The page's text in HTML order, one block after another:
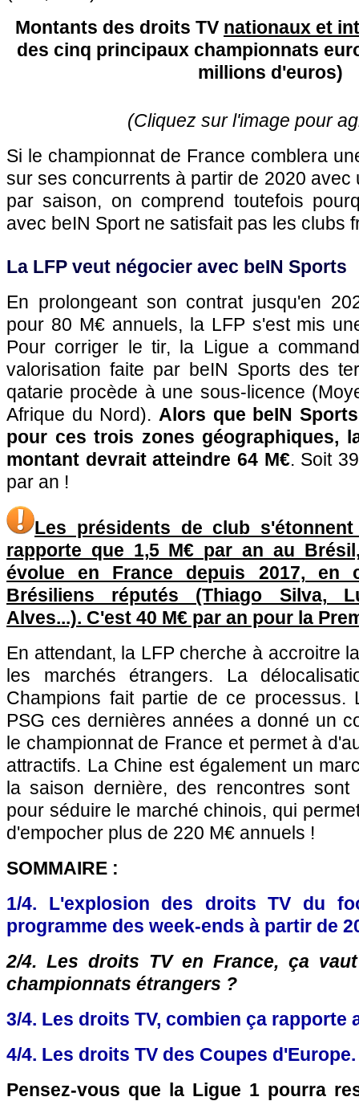
Montants des droits TV nationaux et
des cinq principaux championnats
millions d'euros)
(Cliquez sur l'image pour
Si le championnat de France comblera
sur ses concurrents à partir de 2020 avec
par saison, on comprend toutefois
avec beIN Sport ne satisfait pas les clubs
La LFP veut négocier avec beIN Sports
En prolongeant son contrat jusqu'en
pour 80 M€ annuels, la LFP s'est mis
Pour corriger le tir, la Ligue a
valorisation faite par beIN Sports des
qatarie procède à une sous-licence
Afrique du Nord). Alors que beIN
pour ces trois zones géographiques,
montant devrait atteindre 64 M€. Soit
par an !
Les présidents de club
rapporte que 1,5 M€ par an au
évolue en France depuis 2017, en
Brésiliens réputés (Thiago Silva,
Alves...). C'est 40 M€ par an pour la
En attendant, la LFP cherche à accroitre
les marchés étrangers. La
Champions fait partie de ce processus.
PSG ces dernières années a donné un
le championnat de France et permet à
attractifs. La Chine est également un
la saison dernière, des rencontres sont
pour séduire le marché chinois, qui
d'empocher plus de 220 M€ annuels !
SOMMAIRE :
1/4. L'explosion des droits TV du
programme des week-ends à partir de
2/4. Les droits TV en France, ça
championnats étrangers ?
3/4. Les droits TV, combien ça rapporte
4/4. Les droits TV des Coupes d'Europe.
Pensez-vous que la Ligue 1 pourra